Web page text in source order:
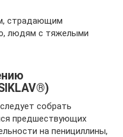
страдающим
людям с тяжелыми
собрать
предшествующих
на пенициллины,